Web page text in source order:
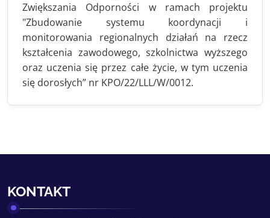
Zwiększania Odporności w ramach projektu
"Zbudowanie systemu koordynacji i
monitorowania regionalnych działań na rzecz
kształcenia zawodowego, szkolnictwa wyższego
oraz uczenia się przez całe życie, w tym uczenia
się dorosłych” nr KPO/22/LLL/W/0012.
KONTAKT